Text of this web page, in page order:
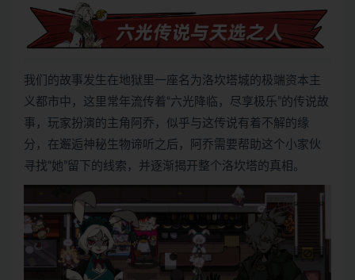
我们的故事发生在地狱里一座名为洛坎塔城的极端资本主
义都市中，这里常年流传着“六光降临，尽享极乐”的传说故
事，玩家扮演的主角阿乔，似乎与这传说有着不解的缘
分，在邂逅神秘生物谛听之后，阿乔需要帮助这个小家伙
寻找“她”留下的线索，并逐渐揭开整个洛坎塔的真相。